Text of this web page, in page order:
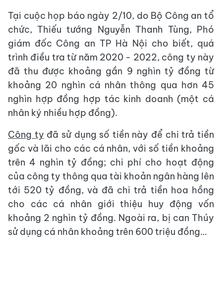
Tại cuộc họp báo ngày 2/10, do Bộ Công an tổ
chức, Thiếu tướng Nguyễn Thanh Tùng, Phó
giám đốc Công an TP Hà Nội cho biết, quá
trình điều tra từ năm 2020 - 2022, công ty này
đã thu được khoảng gần 9 nghìn tỷ đồng từ
khoảng 20 nghìn cá nhân thông qua hơn 45
nghìn hợp đồng hợp tác kinh doanh (một cá
nhân ký nhiều hợp đồng).
Công ty đã sử dụng số tiền này để chi trả tiền
gốc và lãi cho các cá nhân, với số tiền khoảng
trên 4 nghìn tỷ đồng; chi phí cho hoạt động
của công ty thông qua tài khoản ngân hàng lên
tới 520 tỷ đồng, và đã chi trả tiền hoa hồng
cho các cá nhân giới thiệu huy động vốn
khoảng 2 nghìn tỷ đồng. Ngoài ra, bị can Thúy
sử dụng cá nhân khoảng trên 600 triệu đồng…